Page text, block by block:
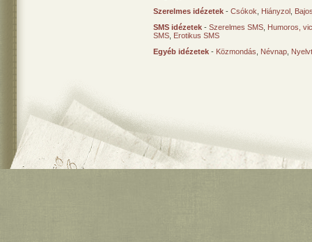
Szerelmes idézetek - Csókok Hiányzol
SMS idézetek - Szerelmes SMS Humoros,
SMS Erotikus SMS
Egyéb idézetek - Közmondás Névnap